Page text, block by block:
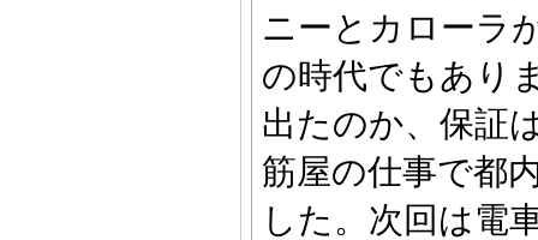
ニーとカローラ
の時代でもあり
出たのか、保証
筋屋の仕事で都
した。次回は電